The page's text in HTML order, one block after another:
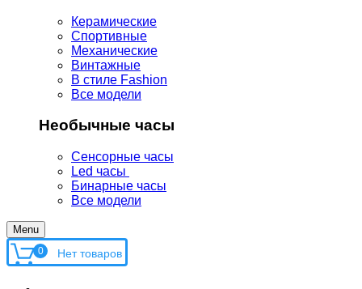
Керамические
Спортивные
Механические
Винтажные
В стиле Fashion
Все модели
Необычные часы
Сенсорные часы
Led часы
Бинарные часы
Все модели
Menu
0